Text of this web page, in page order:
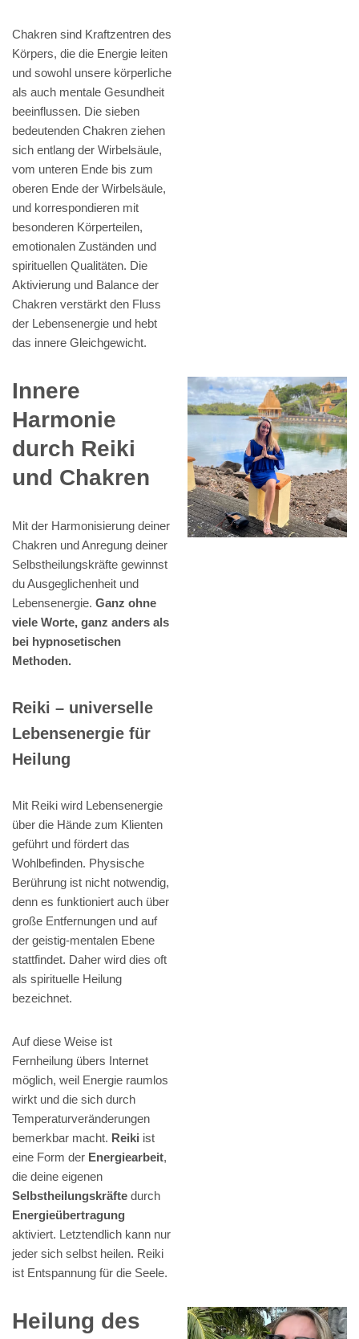
Chakren sind Kraftzentren des
Körpers, die die Energie leiten
und sowohl unsere körperliche
als auch mentale Gesundheit
beeinflussen. Die sieben
bedeutenden Chakren ziehen
sich entlang der Wirbelsäule,
vom unteren Ende bis zum
oberen Ende der Wirbelsäule,
und korrespondieren mit
besonderen Körperteilen,
emotionalen Zuständen und
spirituellen Qualitäten. Die
Aktivierung und Balance der
Chakren verstärkt den Fluss
der Lebensenergie und hebt
das innere Gleichgewicht.
Innere
Harmonie
durch Reiki
und Chakren
Mit der Harmonisierung deiner
Chakren und Anregung deiner
Selbstheilungskräfte gewinnst
du Ausgeglichenheit und
Lebensenergie. Ganz ohne
viele Worte, ganz anders als
bei hypnosetischen
Methoden.
Reiki – universelle
Lebensenergie für
Heilung
Mit Reiki wird Lebensenergie
über die Hände zum Klienten
geführt und fördert das
Wohlbefinden. Physische
Berührung ist nicht notwendig,
denn es funktioniert auch über
große Entfernungen und auf
der geistig-mentalen Ebene
stattfindet. Daher wird dies oft
als spirituelle Heilung
bezeichnet.
Auf diese Weise ist
Fernheilung übers Internet
möglich, weil Energie raumlos
wirkt und die sich durch
Temperaturveränderungen
bemerkbar macht. Reiki ist
eine Form der Energiearbeit,
die deine eigenen
Selbstheilungskräfte durch
Energieübertragung
aktiviert. Letztendlich kann nur
jeder sich selbst heilen. Reiki
ist Entspannung für die Seele.
Heilung des